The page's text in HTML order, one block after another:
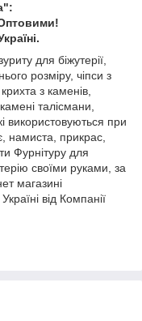
для біжутерії,
розміру, чіпси з
з каменів,
талісмани,
використовуються при
намиста, прикрас,
Фурнітуру для
своїми руками, за
магазині
від Компанії